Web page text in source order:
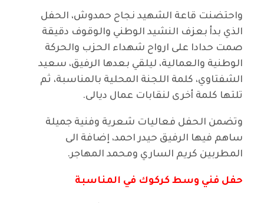
واحتضنت قاعة الشهيد نجاح حمدوش، الحفل
الذي بدأ بعزف النشيد الوطني والوقوف دقيقة
صمت حدادا على ارواح شهداء الحزب والحركة
الوطنية والعمالية، ليلقي بعدها الرفيق، سعيد
الشفتاوي، كلمة اللجنة المحلية بالمناسبة، ثم
تلتها كلمة أخرى لنقابات عمال ديالى.
وتضمن الحفل فعاليات شعرية وفنية جميلة
ساهم فيها الرفيق حيدر احمد، إضافة الى
المطربين كريم الساري ومحمد المهاجر.
حفل فني وسط كركوك في المناسبة